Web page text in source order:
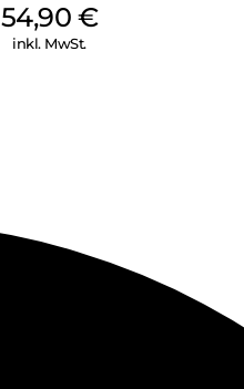
54,90 €
inkl. MwSt.